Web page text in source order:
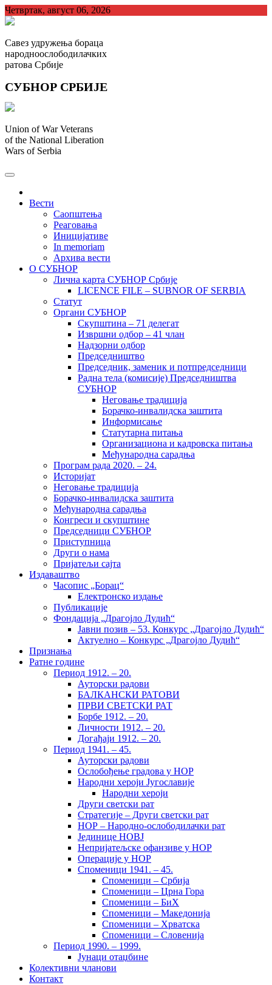
Skip
to
Четвртак, август 06, 2026
Савез удружења бораца
народноослободилачких
ратова Србије
СУБНОР СРБИЈЕ
Union of War Veterans
of the National Liberation
Wars of Serbia
Вести
Саопштења
Реаговања
Иницијативе
In memoriam
Архива вести
О СУБНОР
Лична карта СУБНОР Србије
LICENCE FILE – SUBNOR OF SERBIA
Статут
Органи СУБНОР
Скупштина – 71 делегат
Извршни одбор – 41 члан
Надзорни одбор
Председништво
Председник, заменик и потпредседници
Радна тела (комисије) Председништва
СУБНОР
Неговање традиција
Борачко-инвалидска заштита
Информисање
Статутарна питања
Организациона и кадровска питања
Међународна сарадња
Програм рада 2020. – 24.
Историјат
Неговање традиција
Борачко-инвалидска заштита
Међународна сарадња
Конгреси и скупштине
Председници СУБНОР
Приступница
Други о нама
Пријатељи сајта
Издаваштво
Часопис „Борац“
Електронско издање
Публикације
Фондација „Драгојло Дудић“
Јавни позив – 53. Конкурс „Драгојло Дудић“
Актуелно – Конкурс „Драгојло Дудић“
Признања
Ратне године
Период 1912. – 20.
Ауторски радови
БАЛКАНСКИ РАТОВИ
ПРВИ СВЕТСКИ РАТ
Борбе 1912. – 20.
Личности 1912. – 20.
Догађаји 1912. – 20.
Период 1941. – 45.
Ауторски радови
Ослобођење градова у НОР
Народни хероји Југославије
Народни хероји
Други светски рат
Стратегије – Други светски рат
НОР – Народно-ослободилачки рат
Јединице НОВЈ
Непријатељске офанзиве у НОР
Операције у НОР
Споменици 1941. – 45.
Споменици – Србија
Споменици – Црна Гора
Споменици – БиХ
Споменици – Македонија
Споменици – Хрватска
Споменици – Словенија
Период 1990. – 1999.
Јунаци отаџбине
Колективни чланови
Контакт